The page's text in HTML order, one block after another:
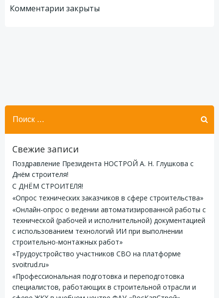
Комментарии закрыты
Найти:
Свежие записи
Поздравление Президента НОСТРОЙ А. Н. Глушкова с
Днём строителя!
С ДНЁМ СТРОИТЕЛЯ!
«Опрос технических заказчиков в сфере строительства»
«Онлайн-опрос о ведении автоматизированной работы с
технической (рабочей и исполнительной) документацией
с использованием технологий ИИ при выполнении
строительно-монтажных работ»
«Трудоустройство участников СВО на платформе
svoitrud.ru»
«Профессиональная подготовка и переподготовка
специалистов, работающих в строительной отрасли и